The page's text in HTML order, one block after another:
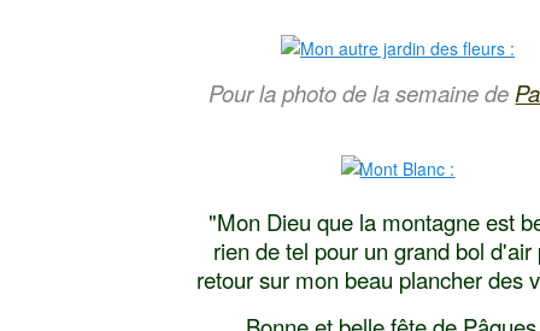
Pour la photo de la semaine de
"Mon Dieu que la montagne est
rien de tel pour un grand bol d'air
retour sur mon beau plancher des